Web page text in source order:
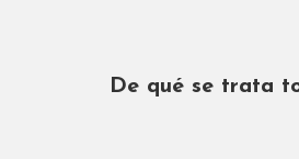
De qué se trata